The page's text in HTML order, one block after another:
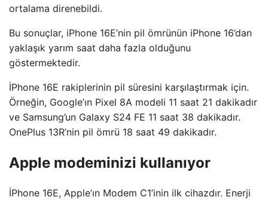
ortalama direnebildi.
Bu sonuçlar, iPhone 16E’nin pil ömrünün iPhone 16’dan
yaklaşık yarım saat daha fazla olduğunu
göstermektedir.
İPhone 16E rakiplerinin pil süresini karşılaştırmak için.
Örneğin, Google’ın Pixel 8A modeli 11 saat 21 dakikadır
ve Samsung’un Galaxy S24 FE 11 saat 38 dakikadır.
OnePlus 13R’nin pil ömrü 18 saat 49 dakikadır.
Apple modeminizi kullanıyor
İPhone 16E, Apple’ın Modem C1’inin ilk cihazdır. Enerji